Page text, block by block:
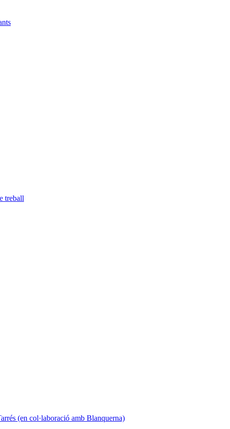
treball
(en col·laboració amb Blanquerna)